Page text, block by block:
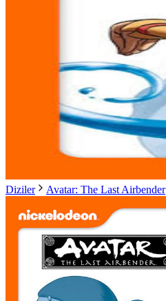
Diziler Avatar: The Last Airbender